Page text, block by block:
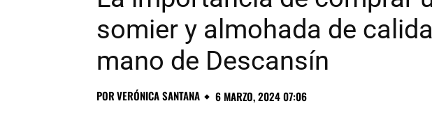
somier y almohada de
mano de Descansín
PORVERÓNICA SANTANA 6 MARZO, 2024 07:06